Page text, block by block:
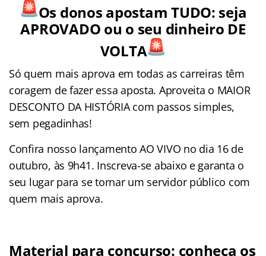
Os donos apostam TUDO: seja
APROVADO ou o seu dinheiro DE
VOLTA
Só quem mais aprova em todas as carreiras têm
coragem de fazer essa aposta. Aproveita o MAIOR
DESCONTO DA HISTÓRIA com passos simples,
sem pegadinhas!
Confira nosso lançamento AO VIVO no dia 16 de
outubro, às 9h41. Inscreva-se abaixo e garanta o
seu lugar para se tornar um servidor público com
quem mais aprova.
Material para concurso: conheça os